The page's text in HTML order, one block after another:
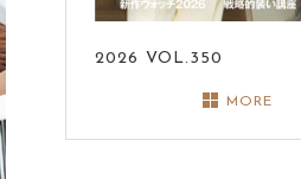
2026 VOL.350
MORE